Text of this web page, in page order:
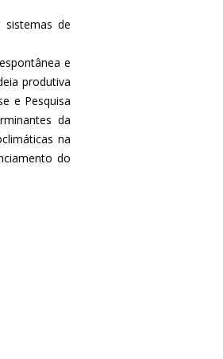
de
e
produtiva
e Pesquisa
da
na
do